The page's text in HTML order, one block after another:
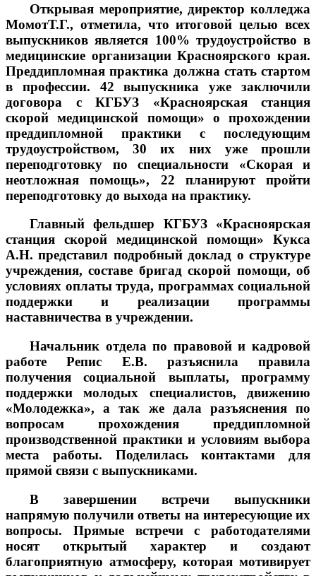
Открывая мероприятие, директор колледжа
МомотТ.Г., отметила, что итоговой целью всех
выпускников является 100% трудоустройство в
медицинские организации Красноярского края.
Преддипломная практика должна стать стартом
в профессии. 42 выпускника уже заключили
договора с КГБУЗ «Красноярская станция
скорой медицинской помощи» о прохождении
преддипломной практики с последующим
трудоустройством, 30 их них уже прошли
переподготовку по специальности «Скорая и
неотложная помощь», 22 планируют пройти
переподготовку до выхода на практику.
Главный фельдшер КГБУЗ «Красноярская
станция скорой медицинской помощи» Кукса
А.Н. представил подробный доклад о структуре
учреждения, составе бригад скорой помощи, об
условиях оплаты труда, программах социальной
поддержки и реализации программы
наставничества в учреждении.
Начальник отдела по правовой и кадровой
работе Репис Е.В. разъяснила правила
получения социальной выплаты, программу
поддержки молодых специалистов, движению
«Молодежка», а так же дала разъяснения по
вопросам прохождения преддипломной
производственной практики и условиям выбора
места работы. Поделилась контактами для
прямой связи с выпускниками.
В завершении встречи выпускники
напрямую получили ответы на интересующие их
вопросы. Прямые встречи с работодателями
носят открытый характер и создают
благоприятную атмосферу, которая мотивирует